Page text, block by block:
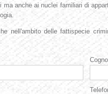
ma anche ai nuclei familiari di
nell'ambito delle fattispecie